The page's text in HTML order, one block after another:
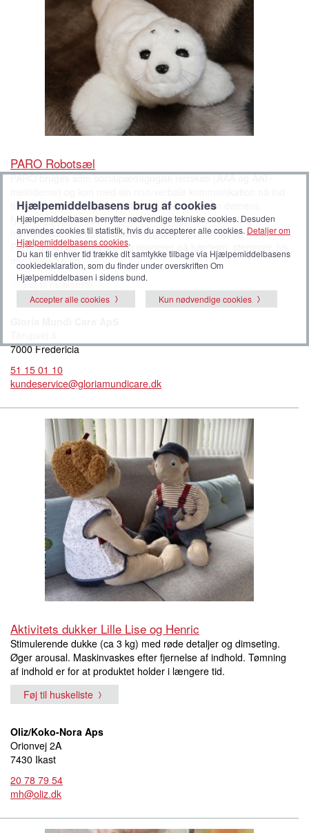
PARO Robotsæl
PARO bruges som socialpædagogisk redskab (AAA og AAT-
til mange typer brugere Ældre med fremskreden demens,
fysisk og psykisk udviklingshæmmede, personer med
hjerneskader og neurologiske sygdomme uden sprog mv.
PARO ligner en rigtig sæl og reagerer på kærtegn, stemmer, lys
mv. Vejer 2,6 kg.
Føj til huskeliste
7000 Fredericia
51 15 01 10
kundeservice@gloriamundicare.dk
Aktivitets dukker Lille Lise og Henric
Stimulerende dukke (ca 3 kg) med røde detaljer og dimseting.
Øger arousal. Maskinvaskes efter fjernelse af indhold. Tømning
af indhold er for at produktet holder i længere tid.
Føj til huskeliste
Oliz/Koko-Nora Aps
Orionvej 2A
7430 Ikast
20 78 79 54
mh@oliz.dk
Hjælpemiddelbasens brug af cookies
Hjælpemiddelbasen benytter nødvendige tekniske cookies. Desuden
anvendes cookies til statistik, hvis du accepterer alle cookies. Detaljer om
Hjælpemiddelbasens cookies.
Du kan til enhver tid trække dit samtykke tilbage via Hjælpemiddelbasens
cookiedeklaration, som du finder under overskriften Om
Hjælpemiddelbasen i sidens bund.
Accepter alle cookies
Kun nødvendige cookies